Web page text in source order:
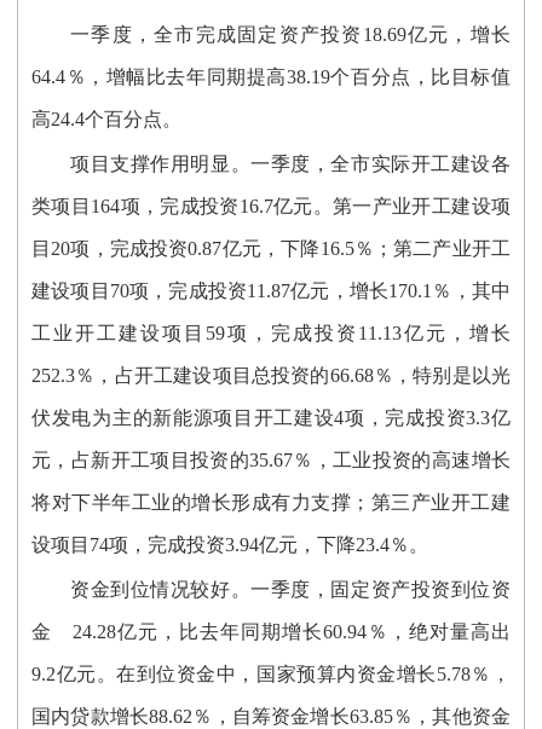
一季度，全市完成固定资产投资18.69亿元，增长
64.4％，增幅比去年同期提高38.19个百分点，比目标值
高24.4个百分点。
项目支撑作用明显。一季度，全市实际开工建设各
类项目164项，完成投资16.7亿元。第一产业开工建设项
目20项，完成投资0.87亿元，下降16.5％；第二产业开工
建设项目70项，完成投资11.87亿元，增长170.1％，其中
工业开工建设项目59项，完成投资11.13亿元，增长
252.3％，占开工建设项目总投资的66.68％，特别是以光
伏发电为主的新能源项目开工建设4项，完成投资3.3亿
元，占新开工项目投资的35.67％，工业投资的高速增长
将对下半年工业的增长形成有力支撑；第三产业开工建
设项目74项，完成投资3.94亿元，下降23.4％。
资金到位情况较好。一季度，固定资产投资到位资
金 24.28亿元，比去年同期增长60.94％，绝对量高出
9.2亿元。在到位资金中，国家预算内资金增长5.78％，
国内贷款增长88.62％，自筹资金增长63.85％，其他资金